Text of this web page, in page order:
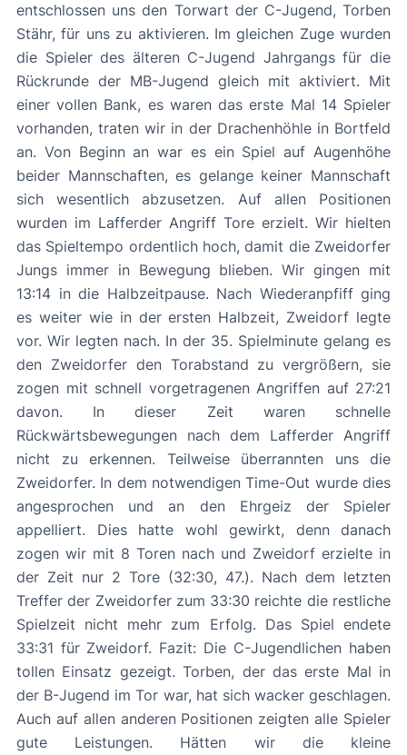
entschlossen uns den Torwart der C-Jugend, Torben
Stähr, für uns zu aktivieren. Im gleichen Zuge wurden
die Spieler des älteren C-Jugend Jahrgangs für die
Rückrunde der MB-Jugend gleich mit aktiviert. Mit
einer vollen Bank, es waren das erste Mal 14 Spieler
vorhanden, traten wir in der Drachenhöhle in Bortfeld
an. Von Beginn an war es ein Spiel auf Augenhöhe
beider Mannschaften, es gelange keiner Mannschaft
sich wesentlich abzusetzen. Auf allen Positionen
wurden im Lafferder Angriff Tore erzielt. Wir hielten
das Spieltempo ordentlich hoch, damit die Zweidorfer
Jungs immer in Bewegung blieben. Wir gingen mit
13:14 in die Halbzeitpause. Nach Wiederanpfiff ging
es weiter wie in der ersten Halbzeit, Zweidorf legte
vor. Wir legten nach. In der 35. Spielminute gelang es
den Zweidorfer den Torabstand zu vergrößern, sie
zogen mit schnell vorgetragenen Angriffen auf 27:21
davon. In dieser Zeit waren schnelle
Rückwärtsbewegungen nach dem Lafferder Angriff
nicht zu erkennen. Teilweise überrannten uns die
Zweidorfer. In dem notwendigen Time-Out wurde dies
angesprochen und an den Ehrgeiz der Spieler
appelliert. Dies hatte wohl gewirkt, denn danach
zogen wir mit 8 Toren nach und Zweidorf erzielte in
der Zeit nur 2 Tore (32:30, 47.). Nach dem letzten
Treffer der Zweidorfer zum 33:30 reichte die restliche
Spielzeit nicht mehr zum Erfolg. Das Spiel endete
33:31 für Zweidorf. Fazit: Die C-Jugendlichen haben
tollen Einsatz gezeigt. Torben, der das erste Mal in
der B-Jugend im Tor war, hat sich wacker geschlagen.
Auch auf allen anderen Positionen zeigten alle Spieler
gute Leistungen. Hätten wir die kleine